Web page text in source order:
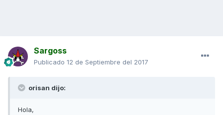
Sargoss
Publicado 12 de Septiembre del 2017
orisan dijo:
Hola,